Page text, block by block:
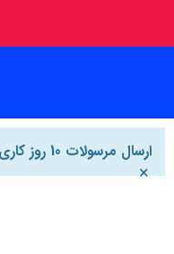
ارسال مرسولات 10 روز کاری میباشد
×